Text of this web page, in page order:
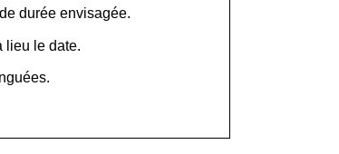
dedurée envisagée.
lieu le date.